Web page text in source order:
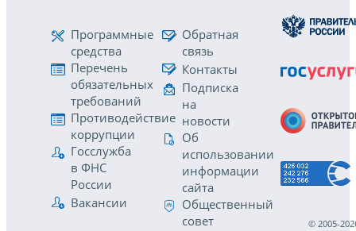
Программные
средства
Перечень
обязательных
требований
Противодействие
коррупции
Госслужба
в ФНС
России
Вакансии
Обратная
связь
Контакты
Подписка
на
новости
Об
использовании
информации
сайта
Общественный
совет
© 2005-